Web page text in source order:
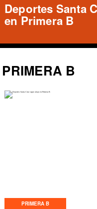
PRIMERA B
Informe arbitral
Española vs
PRIMERA B